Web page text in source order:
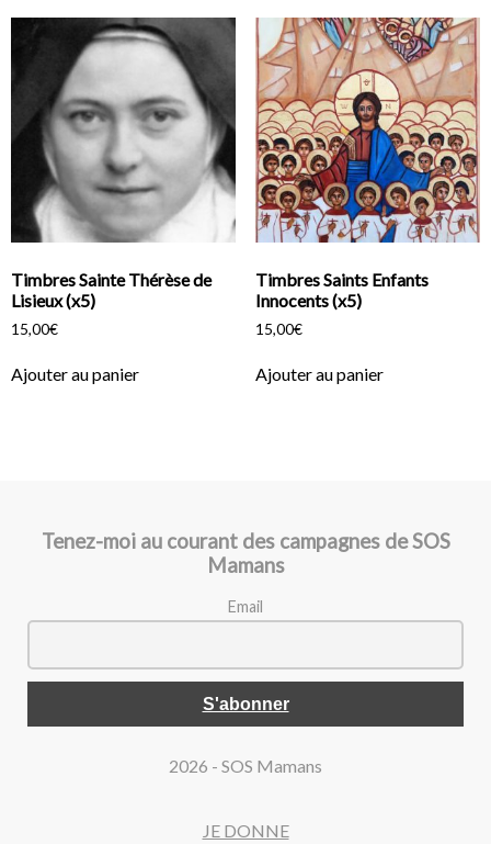
Timbres Sainte Thérèse de
Lisieux (x5)
15,00€
Ajouter au panier
Timbres Saints Enfants
Innocents (x5)
15,00€
Ajouter au panier
Tenez-moi au courant des campagnes de SOS
Mamans
Email
2026 - SOS Mamans
JE DONNE